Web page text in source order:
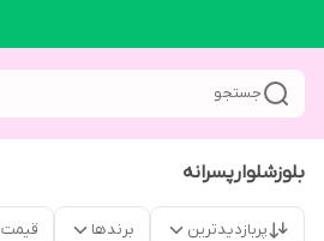
جستجو
بلوزشلوارپسرانه
پربازدیدترین برندها قیمت